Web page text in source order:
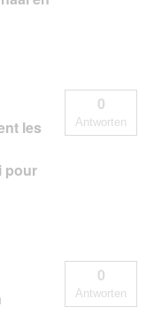
les
pour
0
Antworten
0
Antworten